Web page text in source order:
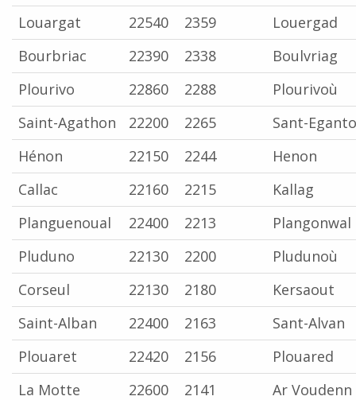
Louargat
22540 2359
Louergad
Bourbriac
22390 2338
Boulvriag
Plourivo
22860 2288
Plourivoù
Saint-Agathon
22200 2265
Sant-
Hénon
22150 2244
Henon
Callac
22160 2215
Kallag
Planguenoual
22400 2213
Plangonwal
Pluduno
22130 2200
Pludunoù
Corseul
22130 2180
Kersaout
Saint-Alban
22400 2163
Sant-Alvan
Plouaret
22420 2156
Plouared
La Motte
22600 2141
Ar Voudenn